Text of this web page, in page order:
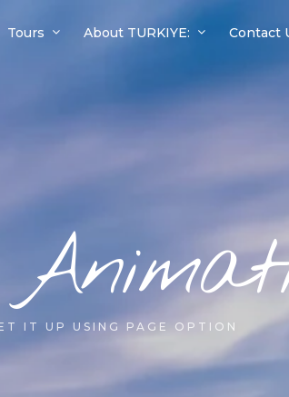
Tours About TURKIYE: Contact
IT UP USING PAGE OPTION